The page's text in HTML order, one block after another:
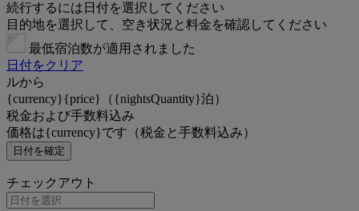
続行するには日付を選択してください
目的地を選択して、空き状況と料金を確認してください
最低宿泊数が適用されました
日付をクリア
ルから
{currency}{price}（{nightsQuantity}泊）
税金および手数料込み
価格は{currency}です（税金と手数料込み）
日付を確定
チェックアウト